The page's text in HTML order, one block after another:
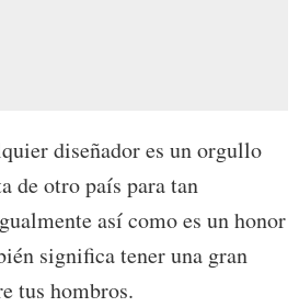
diseñador es un orgullo
de otro país para tan
así como es un honor
significa tener una gran
tus hombros.